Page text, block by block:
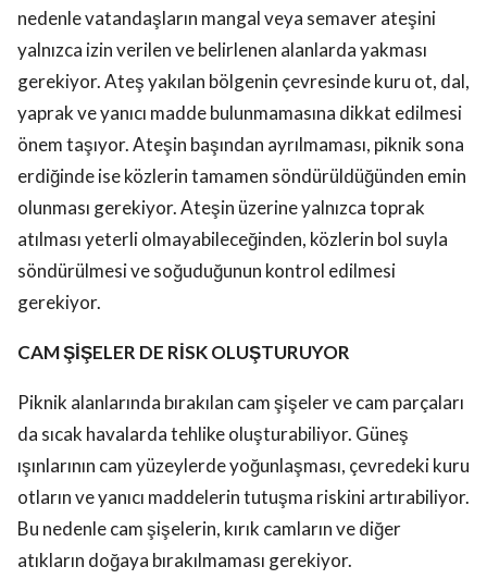
nedenle vatandaşların mangal veya semaver ateşini
yalnızca izin verilen ve belirlenen alanlarda yakması
gerekiyor. Ateş yakılan bölgenin çevresinde kuru ot, dal,
yaprak ve yanıcı madde bulunmamasına dikkat edilmesi
önem taşıyor. Ateşin başından ayrılmaması, piknik sona
erdiğinde ise közlerin tamamen söndürüldüğünden emin
olunması gerekiyor. Ateşin üzerine yalnızca toprak
atılması yeterli olmayabileceğinden, közlerin bol suyla
söndürülmesi ve soğuduğunun kontrol edilmesi
gerekiyor.
CAM ŞİŞELER DE RİSK OLUŞTURUYOR
Piknik alanlarında bırakılan cam şişeler ve cam parçaları
da sıcak havalarda tehlike oluşturabiliyor. Güneş
ışınlarının cam yüzeylerde yoğunlaşması, çevredeki kuru
otların ve yanıcı maddelerin tutuşma riskini artırabiliyor.
Bu nedenle cam şişelerin, kırık camların ve diğer
atıkların doğaya bırakılmaması gerekiyor.